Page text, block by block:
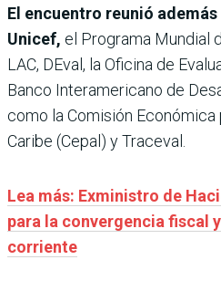
El encuentro reunió
Unicef, el Programa Mundial
LAC, DEval, la Oficina de
Banco Interamericano de
como la Comisión Económica
Caribe (Cepal) y Traceval.
Lea más: Exministro de
para la convergencia fiscal
corriente